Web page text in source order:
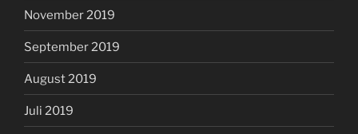
November 2019
September 2019
August 2019
Juli 2019